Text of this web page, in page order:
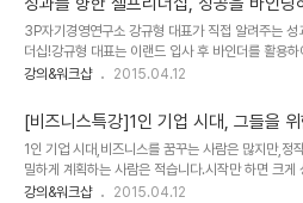
도련 * 그림 편집 - 편집 디자인 실무 - 테두리(모퉁
자 등 그외 설정 * 텍스트 편집 - 단락스타일, 문자
트 설정 - 합성글꼴 적용 폰트 설정 * 쪽번호 * pdf
관리 및 해상도 설정 신청 방법: 쪽지로 신청하는 이
인더 강규형 대표 특강
3P자기경영연구소 강규형 대표가 직접 알려주는 성
더십!강규형 대표는 이랜드 입사 후 바인더를 활용
마코리아 본부장까지 역임할 수 있었습니다.이번 특
알려주신다고 하네요^^개인과 성공을 묶어주는 것
성공, 사람과 사람을 묶어주고, 개인과 조직, 조직과
니스와 가정까지 묶어주는 수 많은 사례들을 통해 '
가치를 깨달을 수 있습니다. 연간 3만여 명이 변화
인더 성과 시스템을 특강! 스스로 성과를 얻고 싶은
강의&워크샵 2015.04.12
[비즈니스특강]1인 기업 시대, 그들을
1인 기업 시대,비즈니스를 꿈꾸는 사람은 많지만,정
밀하게 계획하는 사람은 적습니다.시작만 하면 크게
망에 부풀어서 창업을 하지만현실의 벽은 높기만 합
강의&워크샵 2015.04.12